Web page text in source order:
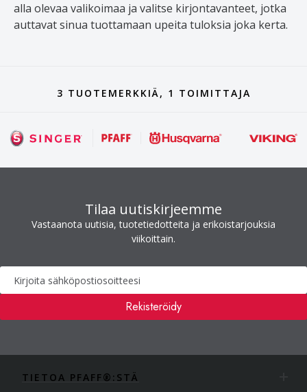
alla olevaa valikoimaa ja valitse kirjontavanteet, jotka
auttavat sinua tuottamaan upeita tuloksia joka kerta.
3 TUOTEMERKKIÄ, 1 TOIMITTAJA
Tilaa uutiskirjeemme
Vastaanota uutisia, tuotetiedotteita ja erikoistarjouksia
viikoittain.
Uutiskirje
Rekisteröidy
TIETOA PFAFF®:STÄ